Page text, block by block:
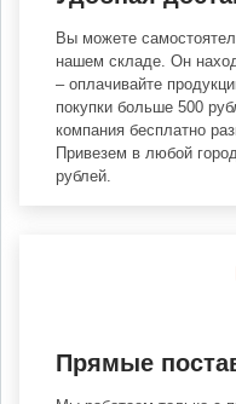
Вы можете
нашем складе. Он
– оплачивайте
покупки больше 500
компания бесплатно
Привезем в любой
рублей.
Прямые